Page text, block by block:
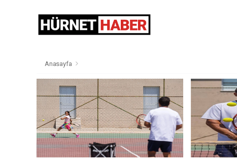
Anasayfa